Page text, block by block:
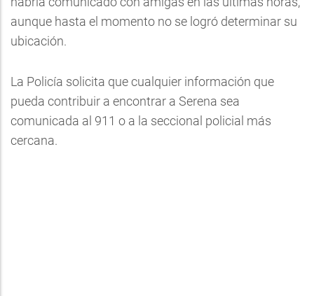
aunque hasta el momento no se logró determinar su
ubicación.
La Policía solicita que cualquier información que
pueda contribuir a encontrar a Serena sea
comunicada al 911 o a la seccional policial más
cercana.